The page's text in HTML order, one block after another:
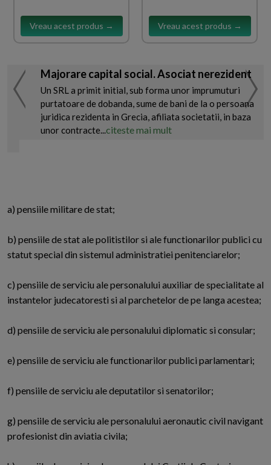
Vreau acest produs → Vreau acest produs →
Majorare capital social. Asociat nerezident
Un SRL a primit initial, sub forma unor imprumuturi
purtatoare de dobanda, sume de bani de la o persoana
juridica rezidenta in Grecia, afiliata societatii, in baza
unor contracte...citeste mai mult
a) pensiile militare de stat;
b) pensiile de stat ale politistilor si ale functionarilor publici cu
statut special din sistemul administratiei penitenciarelor;
c) pensiile de serviciu ale personalului auxiliar de specialitate al
instantelor judecatoresti si al parchetelor de pe langa acestea;
d) pensiile de serviciu ale personalului diplomatic si consular;
e) pensiile de serviciu ale functionarilor publici parlamentari;
f) pensiile de serviciu ale deputatilor si senatorilor;
g) pensiile de serviciu ale personalului aeronautic civil navigant
profesionist din aviatia civila;